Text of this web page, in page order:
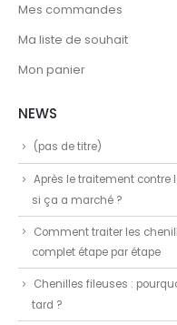
Mes commandes
Ma liste de souhait
Mon panier
NEWS
(pas de titre)
Après le traitement
si ça a marché ?
Comment traiter les
complet étape par étape
Chenilles fileuses :
tard ?